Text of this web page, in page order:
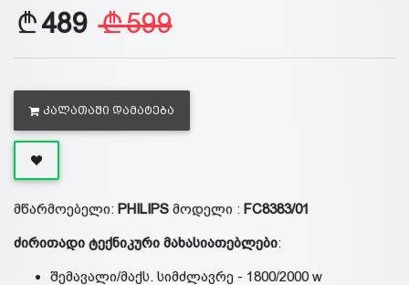
489 599
ᲙᲐᲚᲐᲗᲐᲨᲘ ᲓᲐᲛᲐᲢᲔᲑᲐ
მწარმოებელი: PHILIPS მოდელი : FC8383/01
ძირითადი ტექნიკური მახასიათებლები:
შემავალი/მაქს. სიმძლავრე - 1800/2000 w